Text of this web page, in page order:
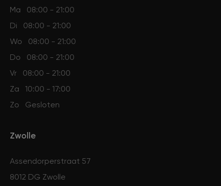
Ma
08:00 - 21:00
Di
08:00 - 21:00
Wo
08:00 - 21:00
Do
08:00 - 21:00
Vr
08:00 - 21:00
Za
10:00 - 17:00
Zo
Gesloten
Zwolle
Assendorperstraat 57
8012 DG Zwolle